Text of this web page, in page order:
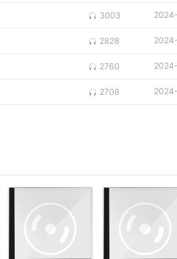
权重的算法应该是独立的。
一个链接要消耗大于1000。
要生成一个渠道商品。
3003
2828
2760
2708